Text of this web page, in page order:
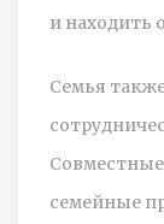
и находить
Семья
семейные